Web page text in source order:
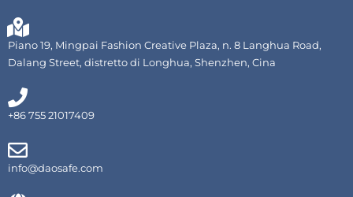
Piano 19, Mingpai Fashion Creative Plaza, n. 8 Langhua Road,
Dalang Street, distretto di Longhua, Shenzhen, Cina
+86 755 21017409
info@daosafe.com